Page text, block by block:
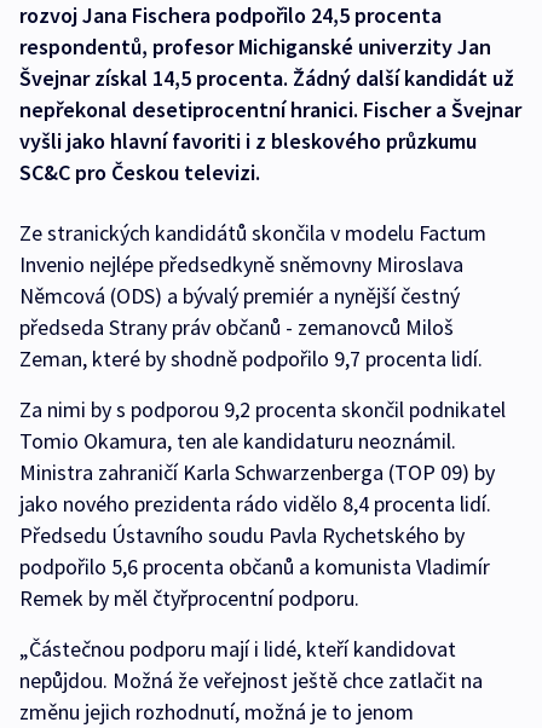
rozvoj Jana Fischera podpořilo 24,5 procenta
respondentů, profesor Michiganské univerzity Jan
Švejnar získal 14,5 procenta. Žádný další kandidát už
nepřekonal desetiprocentní hranici. Fischer a Švejnar
vyšli jako hlavní favoriti i z bleskového průzkumu
SC&C pro Českou televizi.
Ze stranických kandidátů skončila v modelu Factum
Invenio nejlépe předsedkyně sněmovny Miroslava
Němcová (ODS) a bývalý premiér a nynější čestný
předseda Strany práv občanů - zemanovců Miloš
Zeman, které by shodně podpořilo 9,7 procenta lidí.
Za nimi by s podporou 9,2 procenta skončil podnikatel
Tomio Okamura, ten ale kandidaturu neoznámil.
Ministra zahraničí Karla Schwarzenberga (TOP 09) by
jako nového prezidenta rádo vidělo 8,4 procenta lidí.
Předsedu Ústavního soudu Pavla Rychetského by
podpořilo 5,6 procenta občanů a komunista Vladimír
Remek by měl čtyřprocentní podporu.
„Částečnou podporu mají i lidé, kteří kandidovat
nepůjdou. Možná že veřejnost ještě chce zatlačit na
změnu jejich rozhodnutí, možná je to jenom